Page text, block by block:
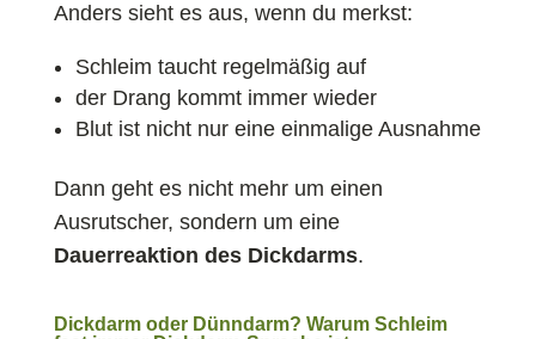
Anders sieht es aus, wenn du merkst:
Schleim taucht regelmäßig auf
der Drang kommt immer wieder
Blut ist nicht nur eine einmalige Ausnahme
Dann geht es nicht mehr um einen
Ausrutscher, sondern um eine
Dauerreaktion des Dickdarms.
Dickdarm oder Dünndarm? Warum Schleim